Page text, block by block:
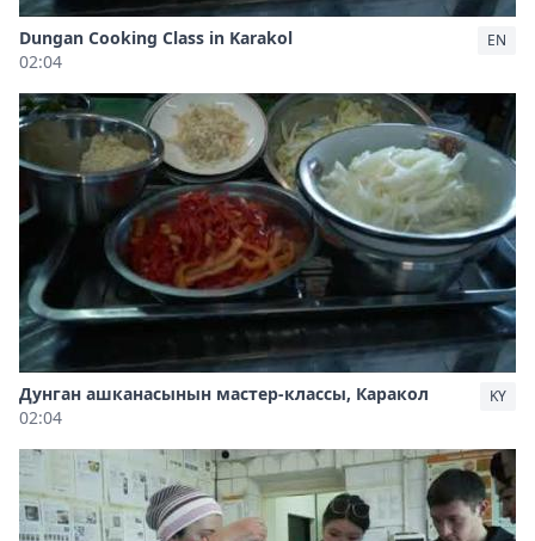
Dungan Cooking Class in Karakol
02:04
EN
Дунган ашканасынын мастер-классы, Каракол
02:04
KY